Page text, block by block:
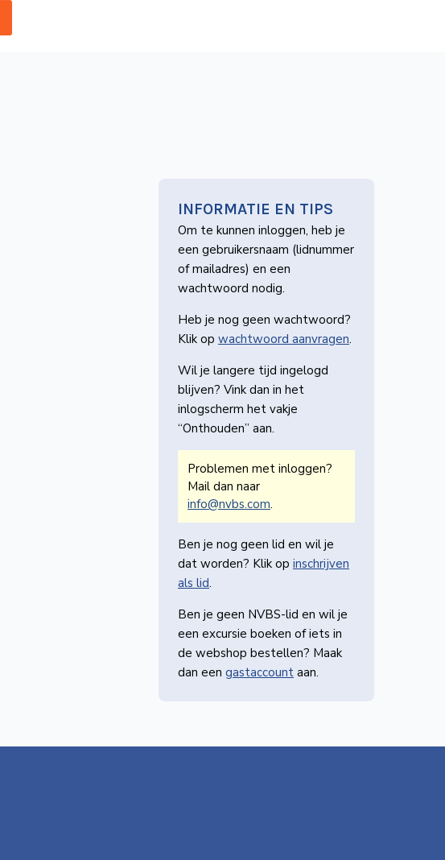
INFORMATIE EN TIPS
Om te kunnen inloggen, heb je
een gebruikers­naam (lidnummer
of mailadres) en een
wachtwoord nodig.
Heb je nog geen wachtwoord?
Klik op wachtwoord aanvragen.
Wil je langere tijd ingelogd
blijven? Vink dan in het
inlogscherm het vakje
“Onthouden” aan.
Problemen met inloggen?
Mail dan naar
info@nvbs.com.
Ben je nog geen lid en wil je
dat worden? Klik op inschrijven
als lid.
Ben je geen NVBS-lid en wil je
een excursie boeken of iets in
de webshop bestellen? Maak
dan een gastaccount aan.